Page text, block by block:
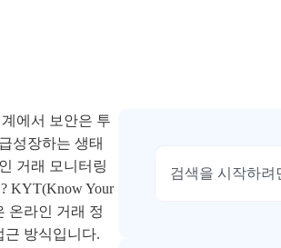
에서 보안은 투
성장하는 생태
거래 모니터링
KYT(Know Your
온라인 거래 정
근 방식입니다.